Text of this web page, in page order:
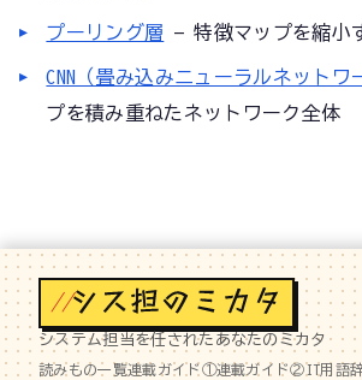
プーリング層 — 特徴マップを縮小
CNN（畳み込みニューラルネットワ
プを積み重ねたネットワーク全体
//
システム担当を任されたあなたのミカタ
読みもの一覧連載ガイド①連載ガイド②IT用語